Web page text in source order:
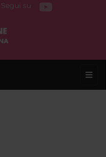
Segui su